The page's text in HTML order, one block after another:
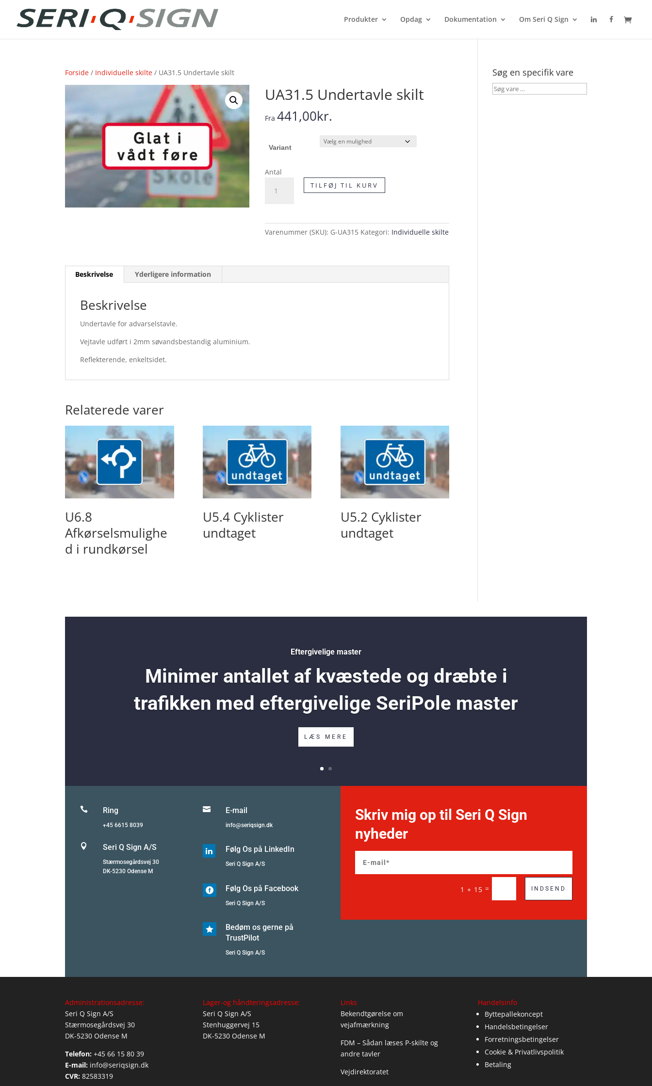
Produkter Opdag Dokumentation Om Seri Q Sign
Forside / Individuelle skilte / UA31.5 Undertavle skilt
UA31.5 Undertavle skilt
Fra441,00kr.
Variant
Antal
Undertavle
TILFØJ TIL KURV
Varenummer (SKU): G-UA315 Kategori: Individuelle skilte
Beskrivelse Yderligere information
Beskrivelse
Undertavle for advarselstavle.
Vejtavle udført i 2mm søvandsbestandig aluminium.
Reflekterende, enkeltsidet.
Relaterede varer
U6.8
Afkørselsmulighe
d i rundkørsel
U5.4 Cyklister
undtaget
U5.2 Cyklister
undtaget
Søg en specifik vare
Søg
Eftergivelige master
Minimer antallet af kvæstede og dræbte i
trafikken med eftergivelige SeriPole master
LÆS MERE
 Ring
+45 6615 8039
 Seri Q Sign A/S
Stærmosegårdsvej 30
DK-5230 Odense M
 E-mail
info@seriqsign.dk
 Følg Os på LinkedIn
Seri Q Sign A/S
 Følg Os på Facebook
Seri Q Sign A/S

Bedøm os gerne på
TrustPilot
Seri Q Sign A/S
Skriv mig op til Seri Q Sign
nyheder
1 + 15 = INDSEND
Administrationsadresse:
Seri Q Sign A/S
Stærmosegårdsvej 30
DK-5230 Odense M
Telefon: +45 66 15 80 39
E-mail: info@seriqsign.dk
CVR: 82583319
Lager-og håndteringsadresse:
Seri Q Sign A/S
Stenhuggervej 15
DK-5230 Odense M
Links
Bekendtgørelse om
vejafmærkning
FDM – Sådan læses P-skilte og
andre tavler
Vejdirektoratet
Handelsinfo
Byttepallekoncept
Handelsbetingelser
Forretningsbetingelser
Cookie & Privatlivspolitik
Betaling